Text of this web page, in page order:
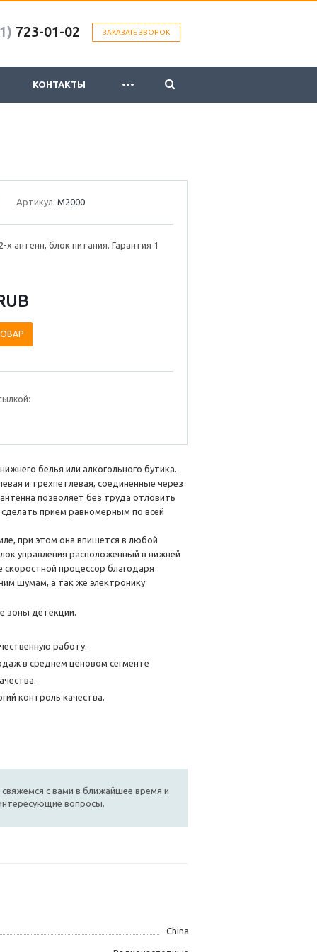
ЗАКАЗАТЬ ЗВОНОК
723-01-02
КОНТАКТЫ ...
Артикул:M2000
х антенн, блок питания. Гарантия 1
белья или алкогольного бутика.
и трехпетлевая, соединенные через
позволяет без труда отловить
сделать прием равномерным по всей
при этом она впишется в любой
управления расположенный в нижней
скоростной процессор благодаря
шумам, а так же электронику
зоны детекции.
работу.
в среднем ценовом сегменте
контроль качества.
с вами в ближайшее время и
вопросы.
China